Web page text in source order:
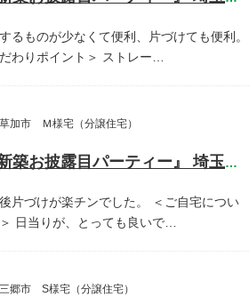
るものが少なくて便利、片づけても便利。
わりポイント＞ ストレー…
加市 Ｍ様宅（分譲住宅）
開催しました! 『新築お披露目パーティー』 埼玉県草加市 M様宅
片づけが楽チンでした。
＜ご自宅につい
日当りが、とっても良いで…
郷市 S様宅（分譲住宅）